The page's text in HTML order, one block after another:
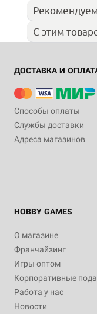
С этим
ДОСТАВКА И
Способы оплаты
Службы доставки
Адреса магазинов
HOBBY GAMES
О магазине
Франчайзинг
Игры оптом
Корпоративные
Работа у нас
Новости